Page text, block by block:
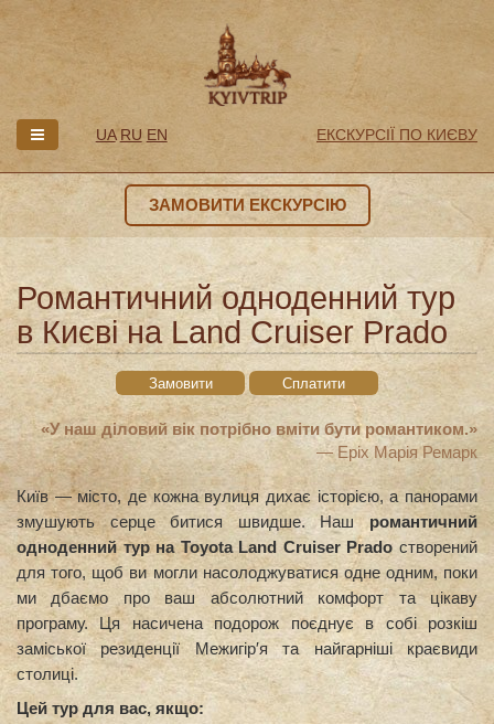
UA RU EN ЕКСКУРСІЇ ПО КИЄВУ
ЗАМОВИТИ ЕКСКУРСІЮ
Романтичний одноденний тур
в Києві на Land Cruiser Prado
Замовити Сплатити
«У наш діловий вік потрібно вміти бути романтиком.»
— Еріх Марія Ремарк
Київ — місто, де кожна вулиця дихає історією, а панорами
змушують серце битися швидше. Нашромантичний
одноденний тур на Toyota Land Cruiser Prado створений
для того, щоб ви могли насолоджуватися одне одним, поки
ми дбаємо про ваш абсолютний комфорт та цікаву
програму. Ця насичена подорож поєднує в собі розкіш
заміської резиденції Межигір′я та найгарніші краєвиди
столиці.
Цей тур для вас, якщо: